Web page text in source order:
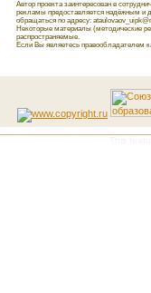
Автор проекта заинтересован в
рекламы предоставляется надёжным и
обращаться по адресу:
Некоторые материалы (методические
распространяемые.
Если Вы являетесь правообладателем